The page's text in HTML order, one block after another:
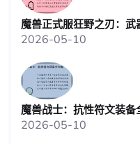
魔兽正式服狂野之刃：武
2026-05-10
魔兽战士：抗性符文装备
2026-05-10